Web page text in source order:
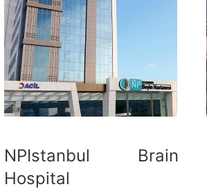
NPIstanbul Brain
Hospital